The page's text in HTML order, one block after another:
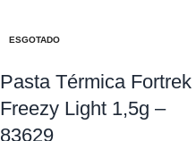
ESGOTADO
Pasta Térmica Fortrek
Freezy Light 1,5g –
83629